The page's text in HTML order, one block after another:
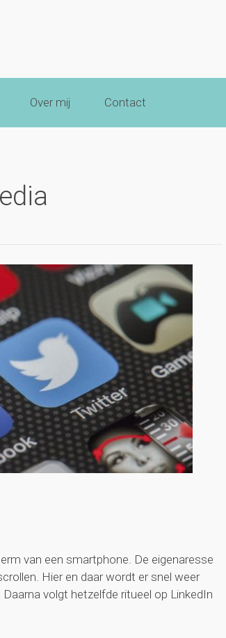
Over mij Contact
van een smartphone. De eigenaresse
Hier en daar wordt er snel weer
volgt hetzelfde ritueel op LinkedIn